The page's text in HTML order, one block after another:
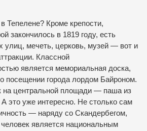
Тепелене? Кроме крепости,
закончилось в 1819 году, есть
улиц, мечеть, церковь, музей — вот и
Классной
является мемориальная доска,
посещении города лордом Байроном.
на центральной площади — паша из
это уже интересно. Не столько сам
— наряду со Скандербегом,
является национальным